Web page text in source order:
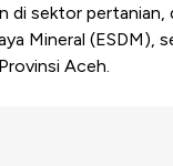
di sektor pertanian,
Mineral (ESDM),
Aceh.